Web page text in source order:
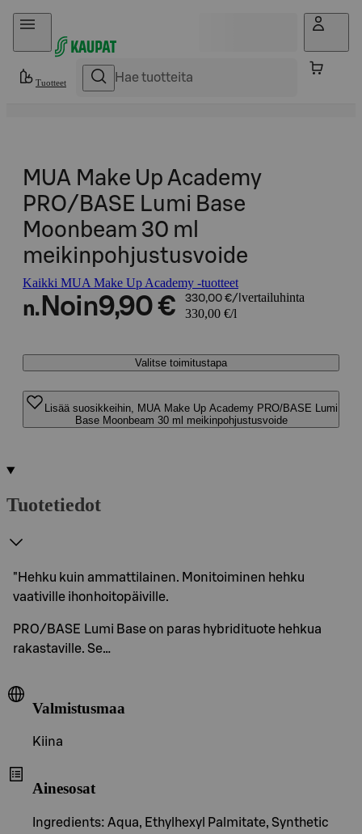
Hyppää sisältöön
Tuotteet
MUA Make Up Academy
PRO/BASE Lumi Base
Moonbeam 30 ml
meikinpohjustusvoide
Kaikki MUA Make Up Academy -tuotteet
n. Noin9,90 € 330,00 €/l vertailuhinta
330,00 €/l
Valitse toimitustapa
Lisää suosikkeihin, MUA Make Up Academy PRO/BASE Lumi
Base Moonbeam 30 ml meikinpohjustusvoide
Tuotetiedot
"Hehku kuin ammattilainen. Monitoiminen hehku
vaativille ihonhoitopäiville.
PRO/BASE Lumi Base on paras hybridituote hehkua
rakastaville. Se…
Valmistusmaa
Kiina
Ainesosat
Ingredients: Aqua, Ethylhexyl Palmitate, Synthetic